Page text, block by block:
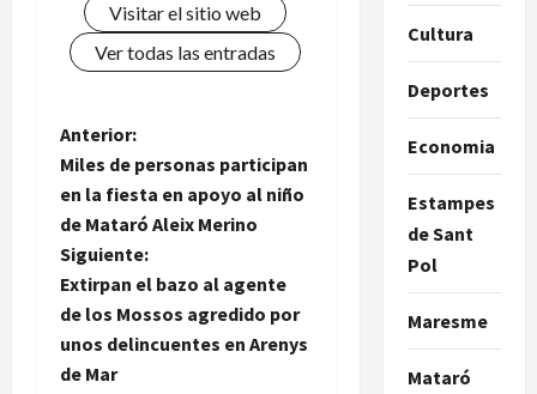
Visitar el sitio web
Ver todas las entradas
N
a
v
e
g
Anterior:
Miles de personas participan
en la fiesta en apoyo al niño
de Mataró Aleix Merino
Siguiente:
Extirpan el bazo al agente
de los Mossos agredido por
unos delincuentes en Arenys
de Mar
Cultura
Deportes
Economia
Estampes
de Sant
Pol
Maresme
Mataró